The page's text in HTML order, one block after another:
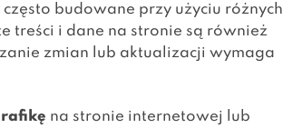
budowane przy użyciu różnych
treści i dane na stronie są również
zmian lub aktualizacji wymaga
na stronie internetowej lub